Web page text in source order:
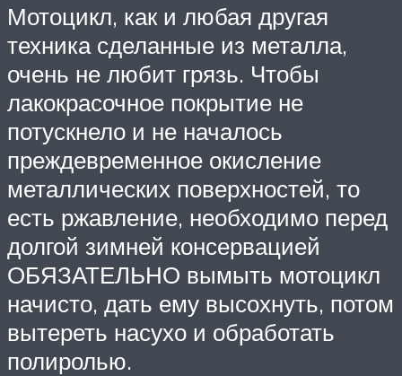
Мотоцикл, как и любая другая
техника сделанные из металла,
очень не любит грязь. Чтобы
лакокрасочное покрытие не
потускнело и не началось
преждевременное окисление
металлических поверхностей, то
есть ржавление, необходимо перед
долгой зимней консервацией
ОБЯЗАТЕЛЬНО вымыть мотоцикл
начисто, дать ему высохнуть, потом
вытереть насухо и обработать
полиролью.